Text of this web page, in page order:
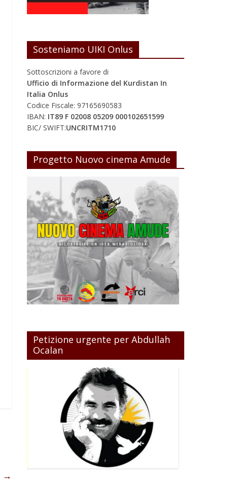
→
Sosteniamo UIKI Onlus
Sottoscrizioni a favore di
Ufficio di Informazione del Kurdistan In
Italia Onlus
Codice Fiscale: 97165690583
IBAN: IT89 F 02008 05209 000102651599
BIC/ SWIFT:UNCRITM1710
Progetto Nuovo cinema Amude
Petizione urgente per Abdullah
Ocalan